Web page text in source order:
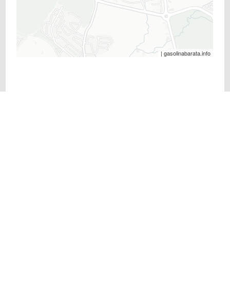
| gasolinabarata.info